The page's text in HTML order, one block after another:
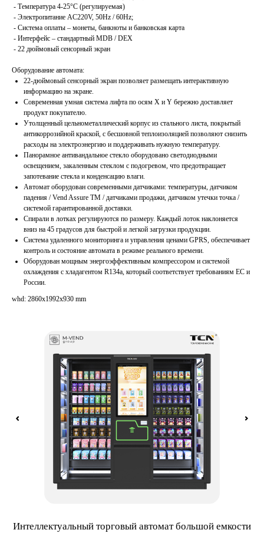
- Температура 4-25°C (регулируемая)
- Электропитание AC220V, 50Hz / 60Hz;
- Система оплаты – монеты, банкноты и банковская карта
- Интерфейс – стандартный MDB / DEX
- 22 дюймовый сенсорный экран
Оборудование автомата:
22-дюймовый сенсорный экран позволяет размещать интерактивную
информацию на экране.
Современная умная система лифта по осям Х и Y бережно доставляет
продукт покупателю.
Утолщенный цельнометаллический корпус из стального листа, покрытый
антикоррозийной краской, с бесшовной теплоизоляцией позволяют снизить
расходы на электроэнергию и поддерживать нужную температуру.
Панорамное антивандальное стекло оборудовано светодиодными
освещением, закаленным стеклом с подогревом, что предотвращает
запотевание стекла и конденсацию влаги.
Автомат оборудован современными датчиками: температуры, датчиком
падения / Vend Assure TM / датчиками продажи, датчиком утечки точка /
системой гарантированной доставки.
Спирали в лотках регулируются по размеру. Каждый лоток наклоняется
вниз на 45 градусов для быстрой и легкой загрузки продукции.
Система удаленного мониторинга и управления ценами GPRS, обеспечивает
контроль и состояние автомата в режиме реального времени.
Оборудован мощным энергоэффективным компрессором и системой
охлаждения с хладагентом R134a, который соответствует требованиям ЕС и
России.
whd: 2860x1992x930 mm
Интеллектуальный торговый автомат большой емкости